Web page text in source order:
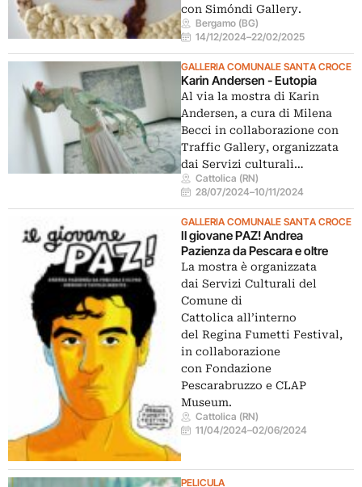
con Simóndi Gallery.
Bergamo (BG)
14/12/2024–22/02/2025
GALLERIA COMUNALE SANTA CROCE
Karin Andersen - Eutopia
Al via la mostra di Karin
Andersen, a cura di Milena
Becci in collaborazione con
Traffic Gallery, organizzata
dai Servizi culturali…
Cattolica (RN)
28/07/2024–10/11/2024
GALLERIA COMUNALE SANTA CROCE
Il giovane PAZ! Andrea
Pazienza da Pescara e oltre
La mostra è organizzata
dai Servizi Culturali del
Comune di
Cattolica all’interno
del Regina Fumetti Festival,
in collaborazione
con Fondazione
Pescarabruzzo e CLAP
Museum.
Cattolica (RN)
11/04/2024–02/06/2024
PELICULA